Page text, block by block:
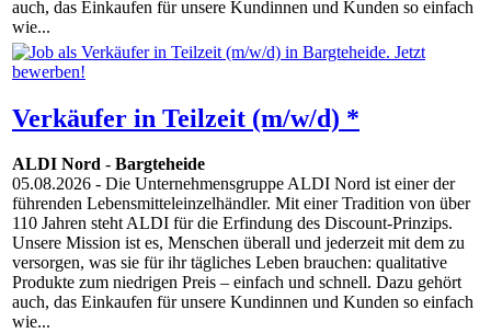
auch, das Einkaufen für unsere Kundinnen und Kunden so einfach
wie...
Verkäufer in Teilzeit (m/w/d) *
ALDI Nord - Bargteheide
05.08.2026 - Die Unternehmensgruppe ALDI Nord ist einer der
führenden Lebensmitteleinzelhändler. Mit einer Tradition von über
110 Jahren steht ALDI für die Erfindung des Discount-Prinzips.
Unsere Mission ist es, Menschen überall und jederzeit mit dem zu
versorgen, was sie für ihr tägliches Leben brauchen: qualitative
Produkte zum niedrigen Preis – einfach und schnell. Dazu gehört
auch, das Einkaufen für unsere Kundinnen und Kunden so einfach
wie...